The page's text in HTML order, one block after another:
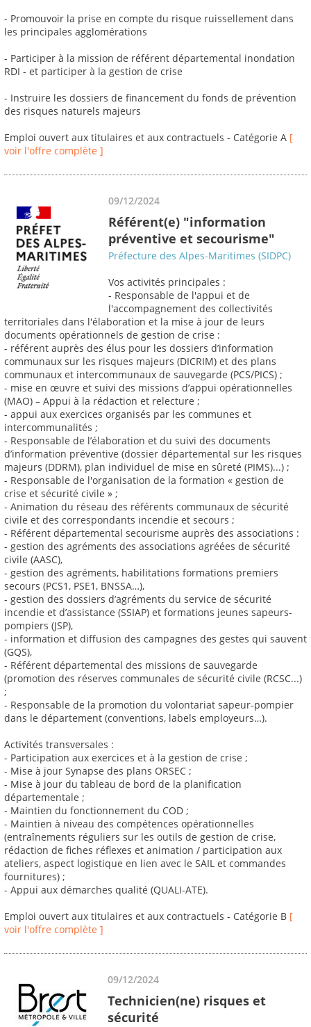
- Promouvoir la prise en compte du risque ruissellement dans
les principales agglomérations
- Participer à la mission de référent départemental inondation
RDI - et participer à la gestion de crise
- Instruire les dossiers de financement du fonds de prévention
des risques naturels majeurs
Emploi ouvert aux titulaires et aux contractuels - Catégorie A [
voir l'offre complète ]
09/12/2024
Référent(e) "information
préventive et secourisme"
Préfecture des Alpes-Maritimes (SIDPC)
Vos activités principales :
- Responsable de l'appui et de
l'accompagnement des collectivités
territoriales dans l'élaboration et la mise à jour de leurs
documents opérationnels de gestion de crise :
- référent auprès des élus pour les dossiers d’information
communaux sur les risques majeurs (DICRIM) et des plans
communaux et intercommunaux de sauvegarde (PCS/PICS) ;
- mise en œuvre et suivi des missions d’appui opérationnelles
(MAO) – Appui à la rédaction et relecture ;
- appui aux exercices organisés par les communes et
intercommunalités ;
- Responsable de l’élaboration et du suivi des documents
d’information préventive (dossier départemental sur les risques
majeurs (DDRM), plan individuel de mise en sûreté (PIMS)...) ;
- Responsable de l'organisation de la formation « gestion de
crise et sécurité civile » ;
- Animation du réseau des référents communaux de sécurité
civile et des correspondants incendie et secours ;
- Référent départemental secourisme auprès des associations :
- gestion des agréments des associations agréées de sécurité
civile (AASC),
- gestion des agréments, habilitations formations premiers
secours (PCS1, PSE1, BNSSA…),
- gestion des dossiers d’agréments du service de sécurité
incendie et d’assistance (SSIAP) et formations jeunes sapeurs-
pompiers (JSP),
- information et diffusion des campagnes des gestes qui sauvent
(GQS),
- Référent départemental des missions de sauvegarde
(promotion des réserves communales de sécurité civile (RCSC...)
;
- Responsable de la promotion du volontariat sapeur-pompier
dans le département (conventions, labels employeurs…).
Activités transversales :
- Participation aux exercices et à la gestion de crise ;
- Mise à jour Synapse des plans ORSEC ;
- Mise à jour du tableau de bord de la planification
départementale ;
- Maintien du fonctionnement du COD ;
- Maintien à niveau des compétences opérationnelles
(entraînements réguliers sur les outils de gestion de crise,
rédaction de fiches réflexes et animation / participation aux
ateliers, aspect logistique en lien avec le SAIL et commandes
fournitures) ;
- Appui aux démarches qualité (QUALI-ATE).
Emploi ouvert aux titulaires et aux contractuels - Catégorie B [
voir l'offre complète ]
09/12/2024
Technicien(ne) risques et
sécurité